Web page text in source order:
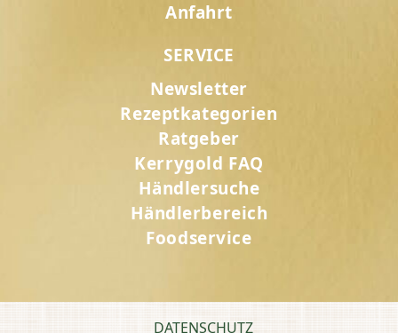
Anfahrt
SERVICE
Newsletter
Rezeptkategorien
Ratgeber
Kerrygold FAQ
Händlersuche
Händlerbereich
Foodservice
DATENSCHUTZ